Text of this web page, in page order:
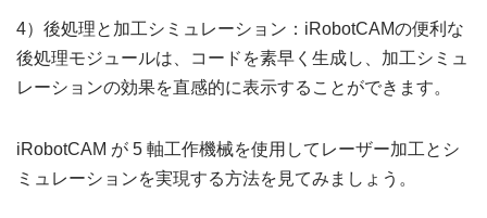
4）後処理と加工シミュレーション：iRobotCAMの便利な
後処理モジュールは、コードを素早く生成し、加工シミュ
レーションの効果を直感的に表示することができます。
iRobotCAM が 5 軸工作機械を使用してレーザー加工とシ
ミュレーションを実現する方法を見てみましょう。